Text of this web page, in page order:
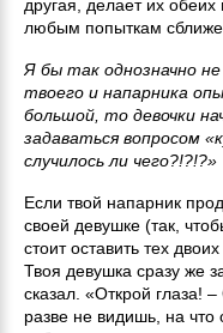
другая, делает их
любым попыткам
Я бы так однозначно
твоего и напарника
большой, то девочки
задаваться вопросом
случилось ли чего?!?!?»
Если твой напарник
своей девушке (так,
стоит оставить тех
Твоя девушка сразу же
сказал. «Открой глаза!
разве не видишь, на